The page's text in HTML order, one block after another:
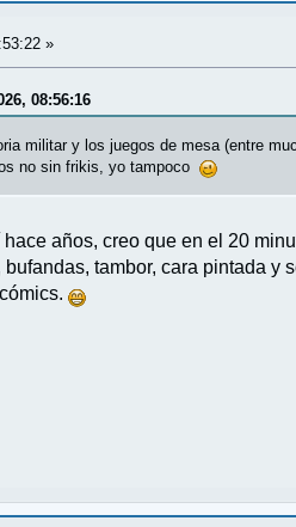
»
08:56:16
militar y los juegos de mesa (entre
no sin frikis, yo tampoco
años, creo que en el 20
tambor, cara pintada